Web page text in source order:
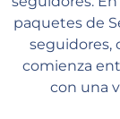
paquetes de
seguidores,
comienza
con una